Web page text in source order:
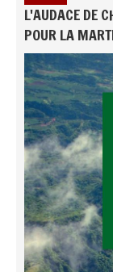
L'AUDACE DE
POUR LA